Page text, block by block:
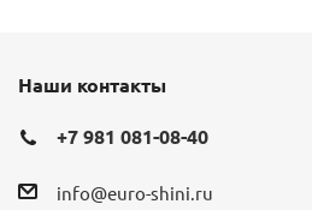
Наши контакты
+7 981 081-08-40
info@euro-shini.ru